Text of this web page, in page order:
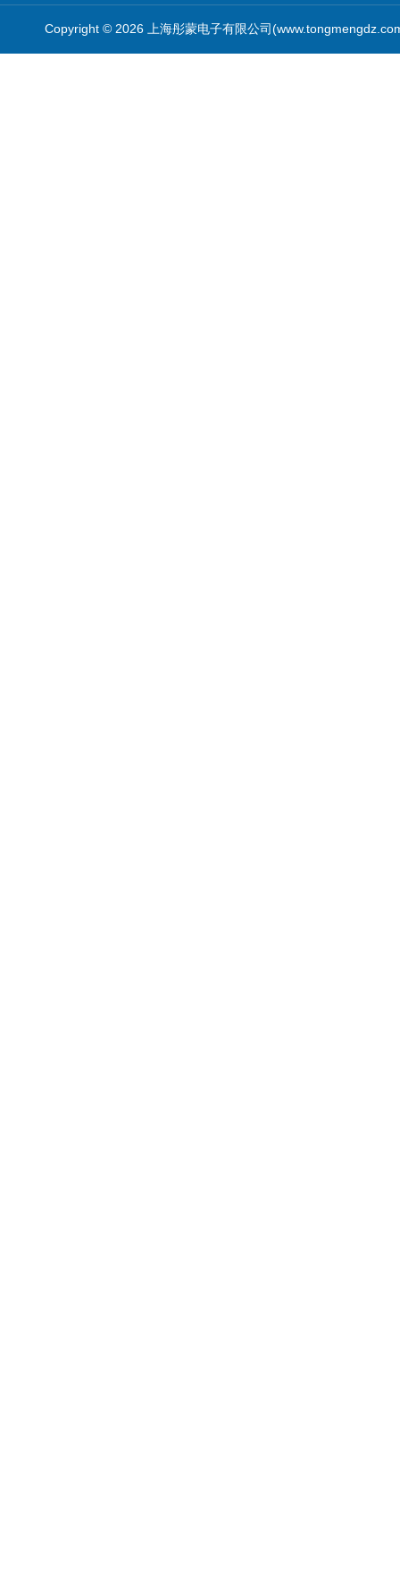
Copyright © 2026 上海彤蒙电子有限公司